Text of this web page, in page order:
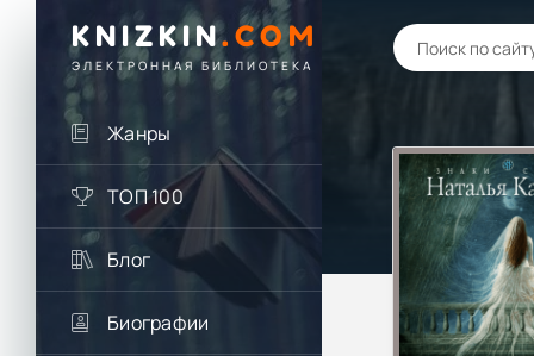
KNIZKIN. COM
ЭЛЕКТРОННАЯ БИБЛИОТЕКА
Жанры
ТОП 100
Блог
Биографии